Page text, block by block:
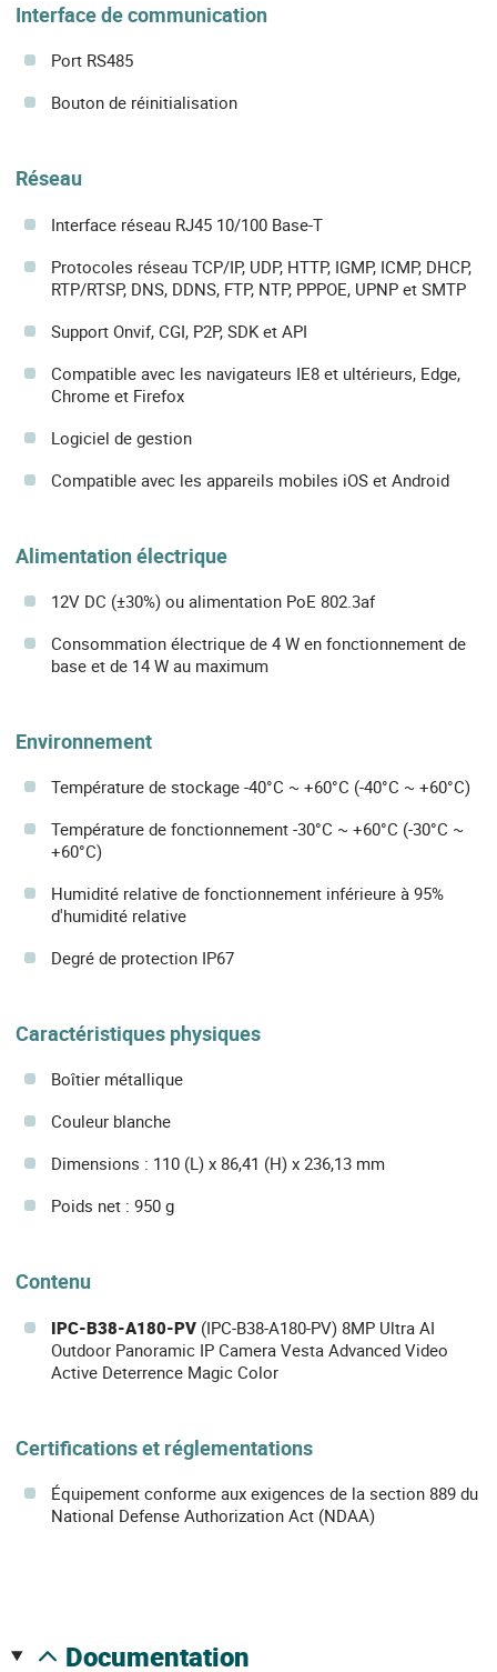
Interface de communication
Port RS485
Bouton de réinitialisation
Réseau
Interface réseau RJ45 10/100 Base-T
Protocoles réseau TCP/IP, UDP, HTTP, IGMP, ICMP, DHCP,
RTP/RTSP, DNS, DDNS, FTP, NTP, PPPOE, UPNP et SMTP
Support Onvif, CGI, P2P, SDK et API
Compatible avec les navigateurs IE8 et ultérieurs, Edge,
Chrome et Firefox
Logiciel de gestion
Compatible avec les appareils mobiles iOS et Android
Alimentation électrique
12V DC (±30%) ou alimentation PoE 802.3af
Consommation électrique de 4 W en fonctionnement de
base et de 14 W au maximum
Environnement
Température de stockage -40°C ~ +60°C (-40°C ~ +60°C)
Température de fonctionnement -30°C ~ +60°C (-30°C ~
+60°C)
Humidité relative de fonctionnement inférieure à 95%
d'humidité relative
Degré de protection IP67
Caractéristiques physiques
Boîtier métallique
Couleur blanche
Dimensions : 110 (L) x 86,41 (H) x 236,13 mm
Poids net : 950 g
Contenu
IPC-B38-A180-PV (IPC-B38-A180-PV) 8MP Ultra AI
Outdoor Panoramic IP Camera Vesta Advanced Video
Active Deterrence Magic Color
Certifications et réglementations
Équipement conforme aux exigences de la section 889 du
National Defense Authorization Act (NDAA)
documentation